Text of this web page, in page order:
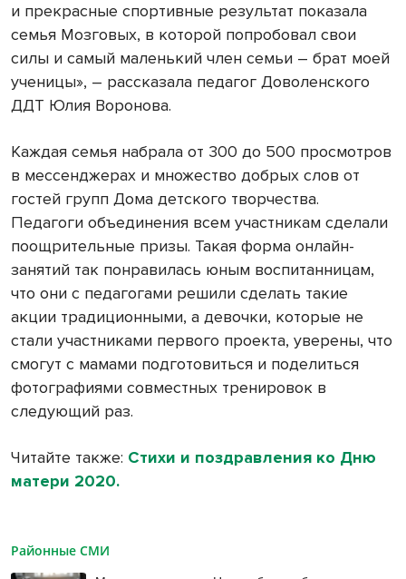
и прекрасные спортивные результат показала
семья Мозговых, в которой попробовал свои
силы и самый маленький член семьи – брат моей
ученицы», – рассказала педагог Доволенского
ДДТ Юлия Воронова.
Каждая семья набрала от 300 до 500 просмотров
в мессенджерах и множество добрых слов от
гостей групп Дома детского творчества.
Педагоги объединения всем участникам сделали
поощрительные призы. Такая форма онлайн-
занятий так понравилась юным воспитанницам,
что они с педагогами решили сделать такие
акции традиционными, а девочки, которые не
стали участниками первого проекта, уверены, что
смогут с мамами подготовиться и поделиться
фотографиями совместных тренировок в
следующий раз.
Читайте также: Стихи и поздравления ко Дню
матери 2020.
Районные СМИ